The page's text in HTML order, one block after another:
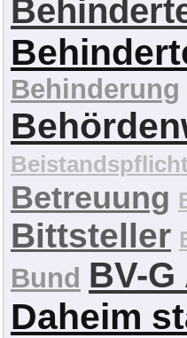
Behinderung
Betreuung
Bittsteller
Bund BV-
Daheim